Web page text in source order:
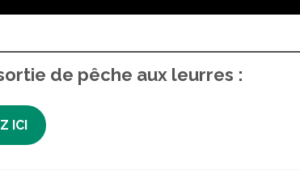
de pêche aux leurres :
ICI